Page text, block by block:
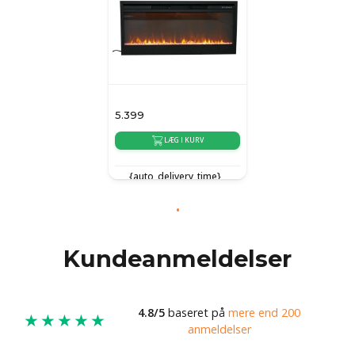
5.399
LÆG I KURV
{auto_delivery_time}
Kundeanmeldelser
★★★★★ 4.8/5 baseret på mere end 200
anmeldelser